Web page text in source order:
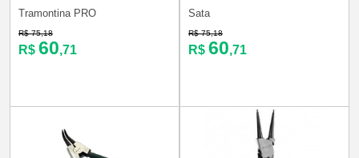
Tramontina PRO
R$ 75,18
R$ 60,71
Sata
R$ 75,18
R$ 60,71